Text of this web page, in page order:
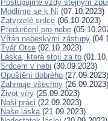
Postupujme vždy stejným
Modlíme se k Ní (07.10.2023)
Zatvrzelé srdce (06.10.2023)
Předurčení pro nebe
Vítán nebeskými zástupy
Tvář Otce (02.10.2023)
Láska, která stojí za to
Srdcem v nebi (30.09.2023)
Opuštění dobrého (27.09.2023)
Zahrnuje všechny (26.09.2023)
Život víry (25.09.2023)
Naši práci (22.09.2023)
Naše láska(21.09.2023)